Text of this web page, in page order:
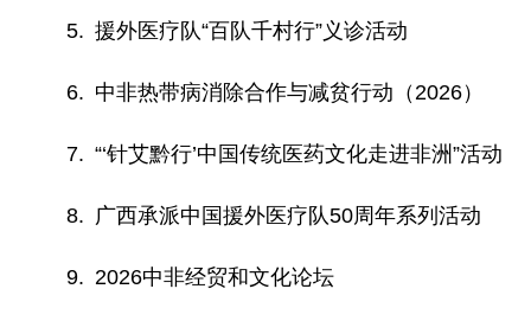
5. 援外医疗队“百队千村行”义诊活动
6. 中非热带病消除合作与减贫行动（2026）
7. “‘针艾黔行’中国传统医药文化走进非洲”活动
8. 广西承派中国援外医疗队50周年系列活动
9. 2026中非经贸和文化论坛